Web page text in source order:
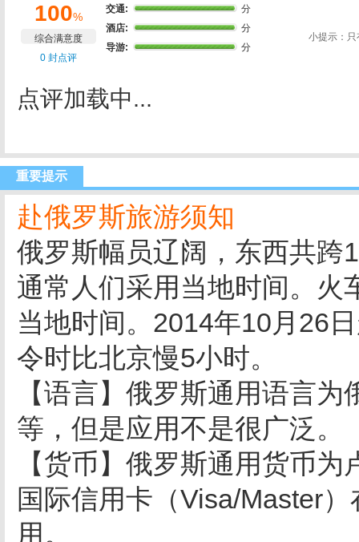
100%
综合满意度
0 封点评
交通:
分
酒店:
分
导游:
分
小提示：
点评加载中...
重要提示
赴俄罗斯旅游须知
俄罗斯幅员辽阔，东西共跨
通常人们采用当地时间。火
当地时间。2014年10月26
令时比北京慢5小时。
【语言】俄罗斯通用语言
等，但是应用不是很广泛。
【货币】俄罗斯通用货币
国际信用卡（Visa/Master
用。